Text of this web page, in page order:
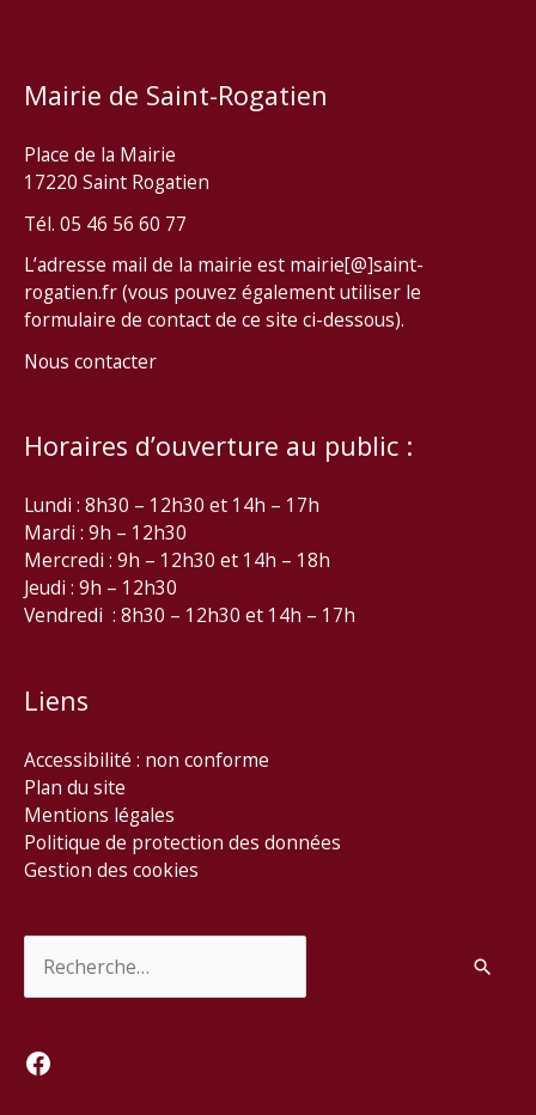
Mairie de Saint-Rogatien
Place de la Mairie
17220 Saint Rogatien
Tél. 05 46 56 60 77
L’adresse mail de la mairie est mairie[@]saint-
rogatien.fr (vous pouvez également utiliser le
formulaire de contact de ce site ci-dessous).
Nous contacter
Horaires d’ouverture au public :
Lundi : 8h30 – 12h30 et 14h – 17h
Mardi : 9h – 12h30
Mercredi : 9h – 12h30 et 14h – 18h
Jeudi : 9h – 12h30
Vendredi : 8h30 – 12h30 et 14h – 17h
Liens
Accessibilité : non conforme
Plan du site
Mentions légales
Politique de protection des données
Gestion des cookies
Facebook